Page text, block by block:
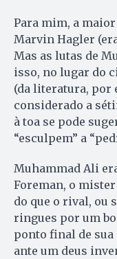
Para mim, a
Marvin Hagler
Mas as lutas de
isso, no lugar do
(da literatura, por
considerado a
à toa se pode
“esculpem” a
Muhammad Ali
Foreman, o
do que o rival, ou
ringues por um
ponto final de sua
ante um deus